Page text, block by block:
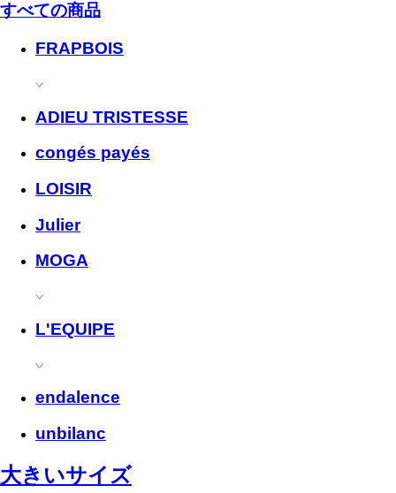
すべての商品
FRAPBOIS
ADIEU TRISTESSE
congés payés
LOISIR
Julier
MOGA
L'EQUIPE
endalence
unbilanc
大きいサイズ